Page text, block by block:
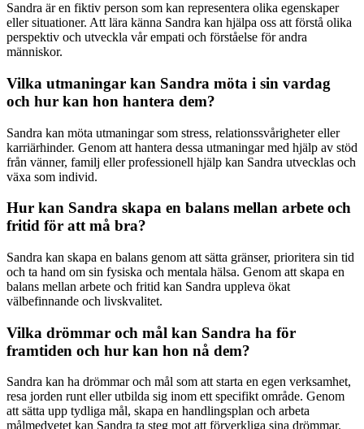
Sandra är en fiktiv person som kan representera olika egenskaper
eller situationer. Att lära känna Sandra kan hjälpa oss att förstå olika
perspektiv och utveckla vår empati och förståelse för andra
människor.
Vilka utmaningar kan Sandra möta i sin vardag
och hur kan hon hantera dem?
Sandra kan möta utmaningar som stress, relationssvårigheter eller
karriärhinder. Genom att hantera dessa utmaningar med hjälp av stöd
från vänner, familj eller professionell hjälp kan Sandra utvecklas och
växa som individ.
Hur kan Sandra skapa en balans mellan arbete och
fritid för att må bra?
Sandra kan skapa en balans genom att sätta gränser, prioritera sin tid
och ta hand om sin fysiska och mentala hälsa. Genom att skapa en
balans mellan arbete och fritid kan Sandra uppleva ökat
välbefinnande och livskvalitet.
Vilka drömmar och mål kan Sandra ha för
framtiden och hur kan hon nå dem?
Sandra kan ha drömmar och mål som att starta en egen verksamhet,
resa jorden runt eller utbilda sig inom ett specifikt område. Genom
att sätta upp tydliga mål, skapa en handlingsplan och arbeta
målmedvetet kan Sandra ta steg mot att förverkliga sina drömmar.